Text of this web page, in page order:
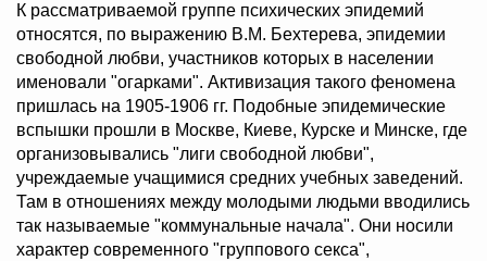
К рассматриваемой группе психических эпидемий
относятся, по выражению В.М. Бехтерева, эпидемии
свободной любви, участников которых в населении
именовали "огарками". Активизация такого феномена
пришлась на 1905-1906 гг. Подобные эпидемические
вспышки прошли в Москве, Киеве, Курске и Минске, где
организовывались "лиги свободной любви",
учреждаемые учащимися средних учебных заведений.
Там в отношениях между молодыми людьми вводились
так называемые "коммунальные начала". Они носили
характер современного "группового секса",